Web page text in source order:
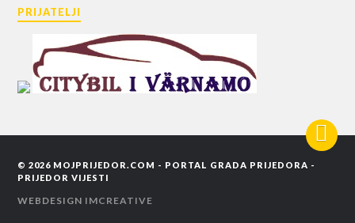
PRIJATELJI
© 2026 MOJPRIJEDOR.COM - PORTAL GRADA PRIJEDORA -
PRIJEDOR VIJESTI
WEBDESIGN IMCREATIVE